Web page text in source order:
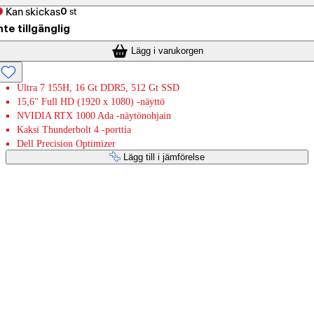
Kan skickas0 st
tillgänglig
Lägg i varukorgen
Ultra 7 155H, 16 Gt DDR5, 512 Gt SSD
15,6" Full HD (1920 x 1080) -näyttö
NVIDIA RTX 1000 Ada -näytönohjain
Kaksi Thunderbolt 4 -porttia
Dell Precision Optimizer
Lägg till i jämförelse